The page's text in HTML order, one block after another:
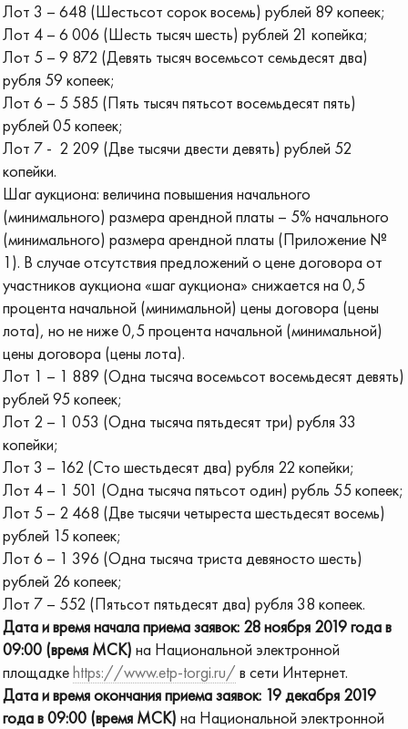
Лот 3 – 648 (Шестьсот сорок восемь) рублей 89 копеек;
Лот 4 – 6 006 (Шесть тысяч шесть) рублей 21 копейка;
Лот 5 – 9 872 (Девять тысяч восемьсот семьдесят два)
рубля 59 копеек;
Лот 6 – 5 585 (Пять тысяч пятьсот восемьдесят пять)
рублей 05 копеек;
Лот 7 - 2 209 (Две тысячи двести девять) рублей 52
копейки.
Шаг аукциона: величина повышения начального
(минимального) размера арендной платы – 5% начального
(минимального) размера арендной платы (Приложение №
1). В случае отсутствия предложений о цене договора от
участников аукциона «шаг аукциона» снижается на 0,5
процента начальной (минимальной) цены договора (цены
лота), но не ниже 0,5 процента начальной (минимальной)
цены договора (цены лота).
Лот 1 – 1 889 (Одна тысяча восемьсот восемьдесят девять)
рублей 95 копеек;
Лот 2 – 1 053 (Одна тысяча пятьдесят три) рубля 33
копейки;
Лот 3 – 162 (Сто шестьдесят два) рубля 22 копейки;
Лот 4 – 1 501 (Одна тысяча пятьсот один) рубль 55 копеек;
Лот 5 – 2 468 (Две тысячи четыреста шестьдесят восемь)
рублей 15 копеек;
Лот 6 – 1 396 (Одна тысяча триста девяносто шесть)
рублей 26 копеек;
Лот 7 – 552 (Пятьсот пятьдесят два) рубля 38 копеек.
Дата и время начала приема заявок: 28 ноября 2019 года в
09:00 (время МСК) на Национальной электронной
площадкеhttps://www.etp-torgi.ru/ в сети Интернет.
Дата и время окончания приема заявок: 19 декабря 2019
года в 09:00 (время МСК) на Национальной электронной